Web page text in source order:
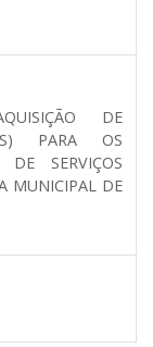
DE
PARA OS
DE SERVIÇOS
MUNICIPAL DE